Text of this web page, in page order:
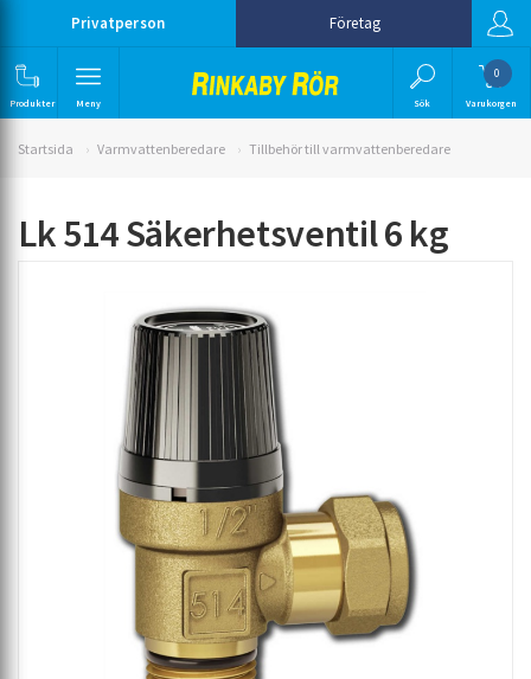
Privatperson Företag
Produkter Meny Sök
0
Varukorgen
Startsida Varmvattenberedare Tillbehör till varmvattenberedare
Lk 514 Säkerhetsventil 6 kg